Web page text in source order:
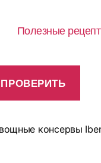
Полезные
консервы